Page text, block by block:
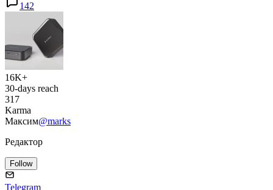
142
16K+
30-days reach
317
Karma
Максим@marks
Редактор
Follow
Telegram